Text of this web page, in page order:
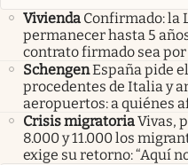
Vivienda Confirmado: la
permanecer hasta 5
contrato firmado sea
SchengenEspaña pide
procedentes de Italia y
aeropuertos: a quiénes
Crisis migratoriaVivas,
8.000 y 11.000 los
exige su retorno: “Aquí